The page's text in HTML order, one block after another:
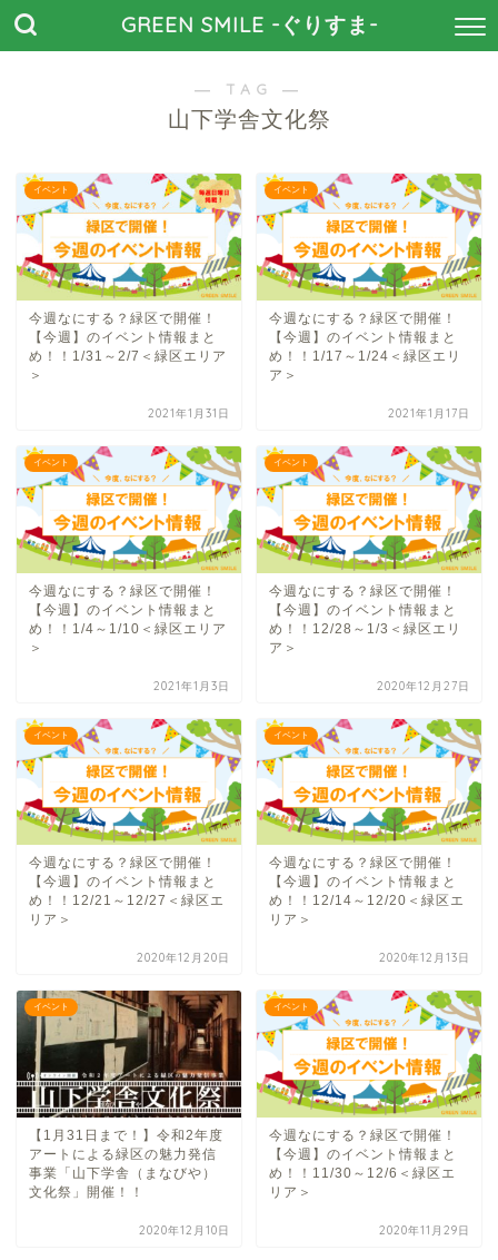
GREEN SMILE -ぐりすま-
― TAG ―
山下学舎文化祭
イベント
今週なにする？緑区で開催！
【今週】のイベント情報まと
め！！1/31～2/7＜緑区エリア
＞
2021年1月31日
イベント
今週なにする？緑区で開催！
【今週】のイベント情報まと
め！！1/17～1/24＜緑区エリ
ア＞
2021年1月17日
イベント
今週なにする？緑区で開催！
【今週】のイベント情報まと
め！！1/4～1/10＜緑区エリア
＞
2021年1月3日
イベント
今週なにする？緑区で開催！
【今週】のイベント情報まと
め！！12/28～1/3＜緑区エリ
ア＞
2020年12月27日
イベント
今週なにする？緑区で開催！
【今週】のイベント情報まと
め！！12/21～12/27＜緑区エ
リア＞
2020年12月20日
イベント
今週なにする？緑区で開催！
【今週】のイベント情報まと
め！！12/14～12/20＜緑区エ
リア＞
2020年12月13日
イベント
【1月31日まで！】令和2年度
アートによる緑区の魅力発信
事業「山下学舎（まなびや）
文化祭」開催！！
2020年12月10日
イベント
今週なにする？緑区で開催！
【今週】のイベント情報まと
め！！11/30～12/6＜緑区エ
リア＞
2020年11月29日